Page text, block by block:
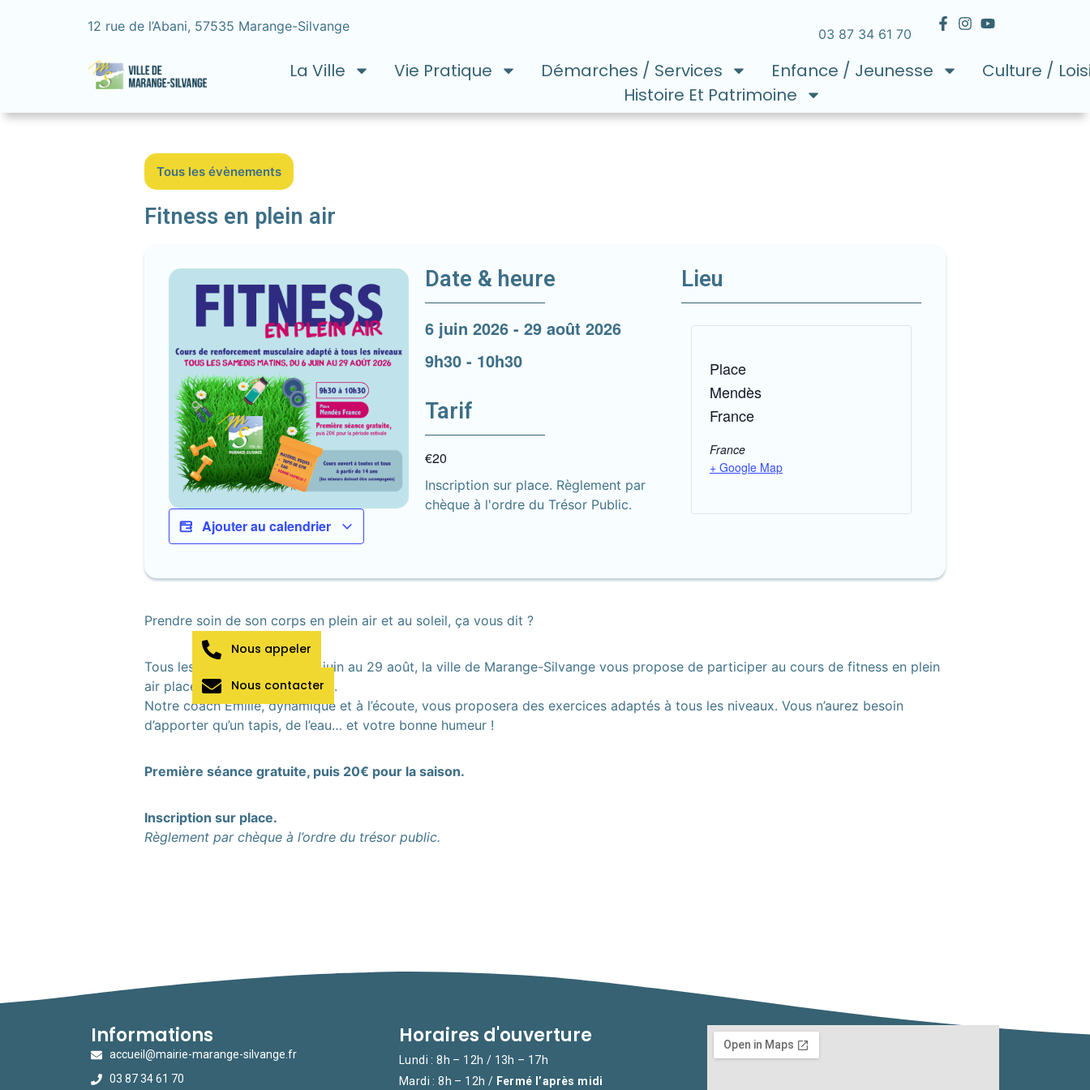
12 rue de l’Abani, 57535 Marange-Silvange 03 87 34 61 70
La Ville Vie Pratique Démarches / Services Enfance / Jeunesse
Culture /
Histoire Et Patrimoine
Tous les évènements
Fitness en plein air
Ajouter au calendrier
Date & heure
6 juin 2026 - 29 août 2026
9h30 - 10h30
Tarif
€20
Inscription sur place. Règlement par
chèque à l'ordre du Trésor Public.
Lieu
Place
Mendès
France
France
+ Google Map
Prendre soin de son corps en plein air et au soleil, ça vous dit ?
Tous les samedis matin du 6 juin au 29 août, la ville de Marange-Silvange vous propose de participer au cours de fitness en plein
air place Pierre Mendès France.
Notre coach Émilie, dynamique et à l’écoute, vous proposera des exercices adaptés à tous les niveaux. Vous n’aurez besoin
d’apporter qu’un tapis, de l’eau… et votre bonne humeur !
Première séance gratuite, puis 20€ pour la saison.
Inscription sur place.
Règlement par chèque à l’ordre du trésor public.
Informations
accueil@mairie-marange-silvange.fr
03 87 34 61 70
Horaires d'ouverture
Lundi : 8h – 12h / 13h – 17h
Mardi : 8h – 12h / Fermé l’après midi
Nous appeler
Nous contacter